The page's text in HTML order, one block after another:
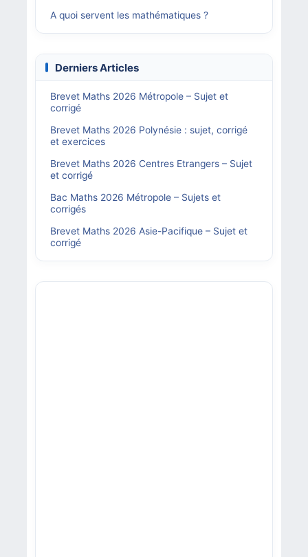
A quoi servent les mathématiques ?
Derniers Articles
Brevet Maths 2026 Métropole – Sujet et
corrigé
Brevet Maths 2026 Polynésie : sujet, corrigé
et exercices
Brevet Maths 2026 Centres Etrangers – Sujet
et corrigé
Bac Maths 2026 Métropole – Sujets et
corrigés
Brevet Maths 2026 Asie-Pacifique – Sujet et
corrigé